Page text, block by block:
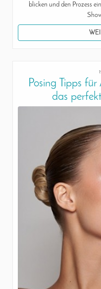
blicken und den Prozess
Posing Tipps
das